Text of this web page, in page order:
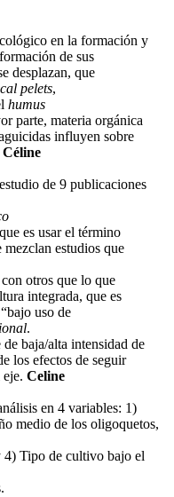
en la formación y
de sus
desplazan, que
pelets,
humus
parte, materia orgánica
influyen sobre
Céline
de 9 publicaciones
es usar el término
mezclan estudios que
otros que lo que
integrada, que es
uso de
.
baja/alta intensidad de
los efectos de seguir
eje. Celine
en 4 variables: 1)
medio de los oligoquetos,
Tipo de cultivo bajo el